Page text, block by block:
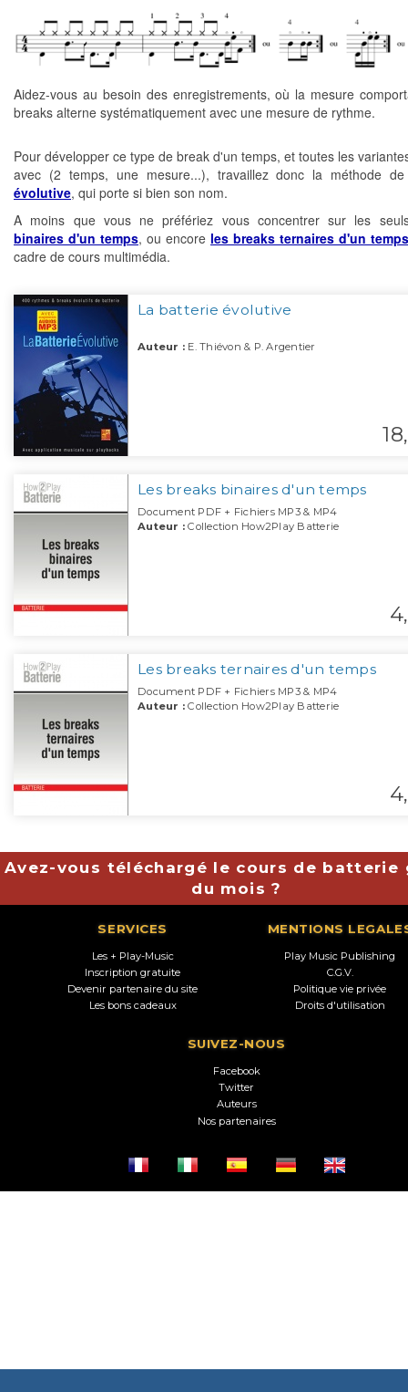
Aidez-vous au besoin des enregistrements, où la mesure
breaks alterne systématiquement avec une mesure de rythme.
Pour développer ce type de break d'un temps, et toutes les
avec (2 temps, une mesure...), travaillez donc la méthode
évolutive, qui porte si bien son nom.
A moins que vous ne préfériez vous concentrer sur les
binaires d'un temps, ou encore les breaks ternaires d'un temps
cadre de cours multimédia.
La batterie évolutive
Auteur : E. Thiévon & P. Argentier
18,
Les breaks binaires d'un temps
Document PDF + Fichiers MP3 & MP4
Auteur : Collection How2Play Batterie
4,
Les breaks ternaires d'un temps
Document PDF + Fichiers MP3 & MP4
Auteur : Collection How2Play Batterie
4,
Avez-vous téléchargé le cours de batterie
du mois ?
SERVICES
Les + Play-Music
Inscription gratuite
Devenir partenaire du site
Les bons cadeaux
MENTIONS
Play Music Publishing
C.G.V.
Politique vie privée
Droits d'utilisation
SUIVEZ-NOUS
Facebook
Twitter
Auteurs
Nos partenaires